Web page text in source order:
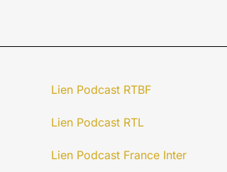
Lien Podcast RTBF
Lien Podcast RTL
Lien Podcast France Inter